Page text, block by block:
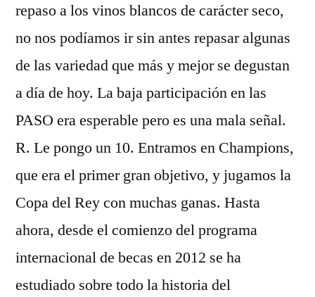
repaso a los vinos blancos de carácter seco,
no nos podíamos ir sin antes repasar algunas
de las variedad que más y mejor se degustan
a día de hoy. La baja participación en las
PASO era esperable pero es una mala señal.
R. Le pongo un 10. Entramos en Champions,
que era el primer gran objetivo, y jugamos la
Copa del Rey con muchas ganas. Hasta
ahora, desde el comienzo del programa
internacional de becas en 2012 se ha
estudiado sobre todo la historia del